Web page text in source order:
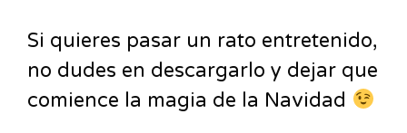
Si quieres pasar un rato entretenido,
no dudes en descargarlo y dejar que
comience la magia de la Navidad